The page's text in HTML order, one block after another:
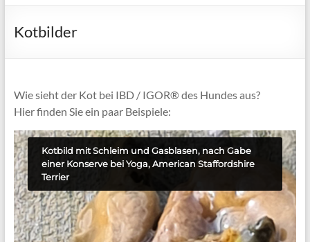
Kotbilder
Wie sieht der Kot bei IBD / IGOR® des Hundes aus?
Hier finden Sie ein paar Beispiele:
Kotbild mit Schleim und Gasblasen, nach Gabe
einer Konserve bei Yoga, American Staffordshire
Terrier